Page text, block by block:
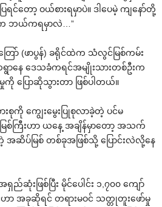
င်တော့ ဝယ်စားရမှာပဲ။ ဒါပေမဲ့ ကျနော်တို့
က ဘယ်ကရမှာလဲ…”
ော် (ဖာပွန်) ခရိုင်ထဲက သံလွင်မြစ်ကမ်း
ာနေ ဒေသခံကရင်အမျိုးသားတစ်ဦးက
ပြောဆိုသွားတာ ဖြစ်ပါတယ်။
ကျွေးမွေးပြုစုလာခဲ့တဲ့ ပင်မ
ြစ်ကြီးဟာ ယနေ့ အချိန်မှာတော့ အသက်
အဆိပ်မြစ် တစ်ခုအဖြစ်သို့ ပြောင်းလဲလို့နေ
းဖြစ်ပြီး မိုင်ပေါင်း ၁,၇၀၀ ကျော်
ာ အခုဆိုရင် တရားမဝင် သတ္တုတူးဖော်မှု